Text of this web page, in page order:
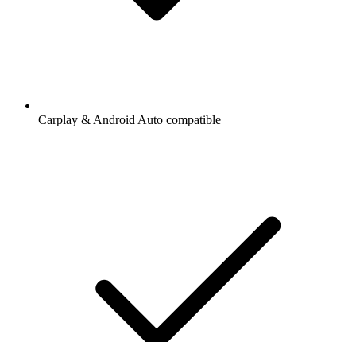
Carplay & Android Auto compatible